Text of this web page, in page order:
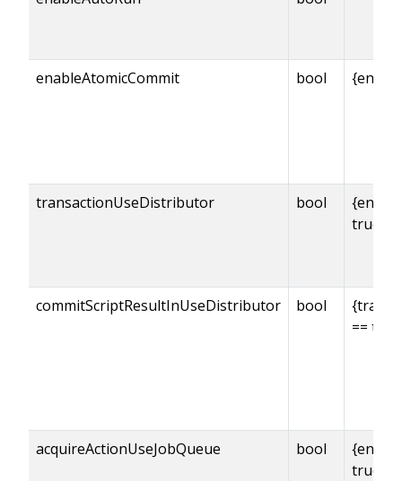
enableAtomicCommit bool
transactionUseDistributor bool
true
commitScriptResultInUseDistributor bool
== true
acquireActionUseJobQueue bool
true